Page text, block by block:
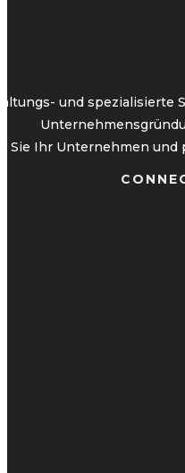
und
Sie Ihr Unternehmen